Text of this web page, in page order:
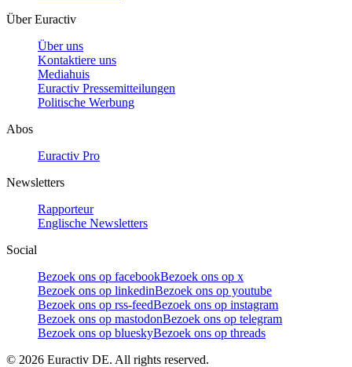
Über Euractiv
Über uns
Kontaktiere uns
Mediahuis
Euractiv Pressemitteilungen
Politische Werbung
Abos
Euractiv Pro
Newsletters
Rapporteur
Englische Newsletters
Social
Bezoek ons op facebookBezoek ons op x
Bezoek ons op linkedinBezoek ons op youtube
Bezoek ons op rss-feedBezoek ons op instagram
Bezoek ons op mastodonBezoek ons op telegram
Bezoek ons op blueskyBezoek ons op threads
© 2026 Euractiv DE. All rights reserved.